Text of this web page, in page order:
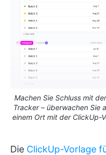
Machen Sie Schluss mit
Tracker – überwachen Sie
einem Ort mit der ClickUp-
Die ClickUp-Vorlage